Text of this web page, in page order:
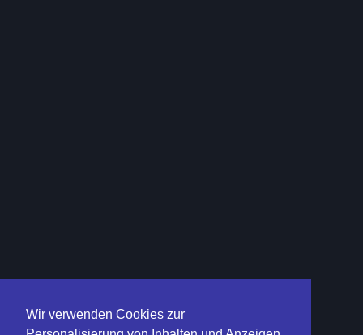
Wir verwenden Cookies zur